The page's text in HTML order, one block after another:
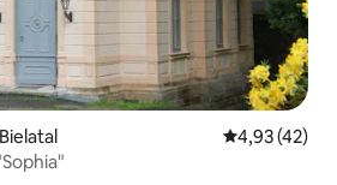
Nilai rata-rata
4,93 (42)